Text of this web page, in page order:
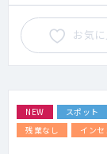
お気に
NEW スポット
残業なし
インセ